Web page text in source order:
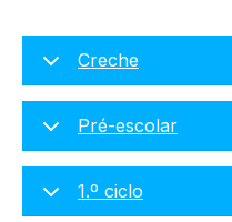
Creche
Pré-escolar
1.º ciclo